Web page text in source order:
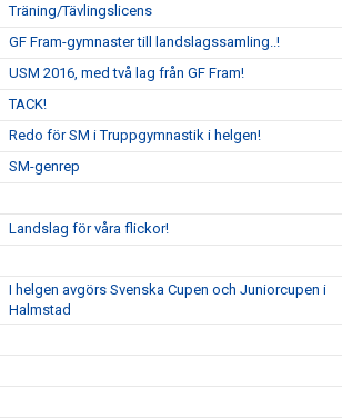
Träning/Tävlingslicens
GF Fram-gymnaster till landslagssamling..!
USM 2016, med två lag från GF Fram!
TACK!
Redo för SM i Truppgymnastik i helgen!
SM-genrep
Landslag för våra flickor!
I helgen avgörs Svenska Cupen och Juniorcupen i
Halmstad